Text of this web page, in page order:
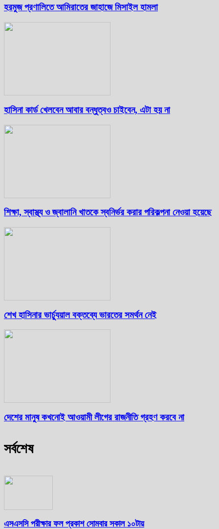
হরমুজ প্রণালিতে আমিরাতের জাহাজে মিসাইল হামলা
হাসিনা কার্ড খেলবেন আবার বন্ধুত্বও চাইবেন, এটা হয় না
শিক্ষা, স্বাস্থ্য ও জ্বালানি খাতকে স্বনির্ভর করার পরিকল্পনা নেওয়া হয়েছে
শেখ হাসিনার ভার্চ্যুয়াল বক্তব্যে ভারতের সমর্থন নেই
দেশের মানুষ কখনোই আওয়ামী লীগের রাজনীতি গ্রহণ করবে না
সর্বশেষ
এসএসসি পরীক্ষার ফল প্রকাশ সোমবার সকাল ১০টায়